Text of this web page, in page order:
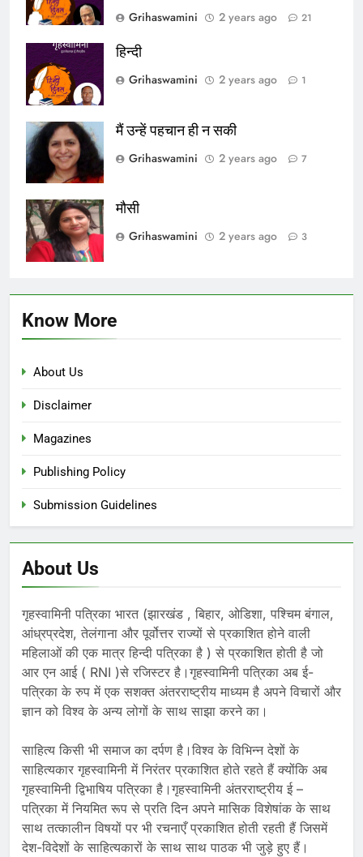
Grihaswamini 2 years ago 21
हिन्दी
Grihaswamini
2 years ago 1
मैं उन्हें पहचान ही न सकी
Grihaswamini
2 years ago 7
मौसी
Grihaswamini
2 years ago 3
Know More
About Us
Disclaimer
Magazines
Publishing Policy
Submission Guidelines
About Us
गृहस्वामिनी पत्रिका भारत (झारखंड , बिहार, ओडिशा, पश्चिम बंगाल,
आंध्रप्रदेश, तेलंगाना और पूर्वोत्तर राज्यों से प्रकाशित होने वाली
महिलाओं की एक मात्र हिन्दी पत्रिका है ) से प्रकाशित होती है जो
आर एन आई ( RNI )से रजिस्टर है।गृहस्वामिनी पत्रिका अब ई-
पत्रिका के रुप में एक सशक्त अंतरराष्ट्रीय माध्यम है अपने विचारों और
ज्ञान को विश्व के अन्य लोगों के साथ साझा करने का।
साहित्य किसी भी समाज का दर्पण है।विश्व के विभिन्न देशों के
साहित्यकार गृहस्वामिनी में निरंतर प्रकाशित होते रहते हैं क्योंकि अब
गृहस्वामिनी द्विभाषिय पत्रिका है।गृहस्वामिनी अंतरराष्ट्रीय ई –
पत्रिका में नियमित रूप से प्रति दिन अपने मासिक विशेषांक के साथ
साथ तत्कालीन विषयों पर भी रचनाएँ प्रकाशित होती रहती हैं जिसमें
देश-विदेशों के साहित्यकारों के साथ साथ पाठक भी जुड़े हुए हैं।